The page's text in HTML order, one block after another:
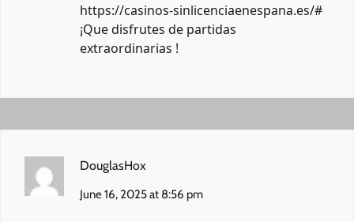
https://casinos-sinlicenciaenespana.es/#
¡Que disfrutes de partidas
extraordinarias !
DouglasHox
June 16, 2025 at 8:56 pm